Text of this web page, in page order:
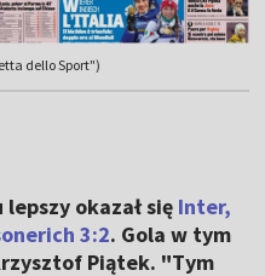
dello Sport")
okazał się Inter,
3:2. Gola w tym
Piątek. "Tym